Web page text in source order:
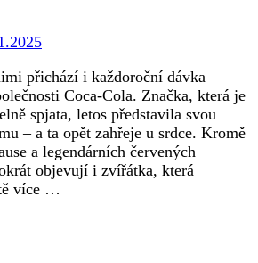
přichází i každoroční dávka
Coca-Cola. Značka, která je
spjata, letos představila svou
– a ta opět zahřeje u srdce. Kromě
a legendárních červených
objevují i zvířátka, která
více …